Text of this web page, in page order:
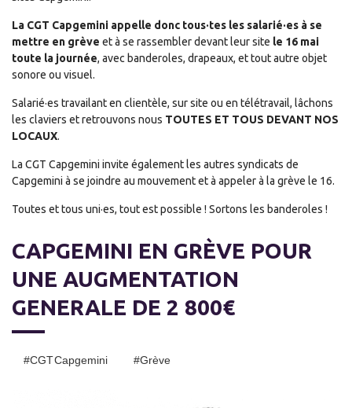
La CGT Capgemini appelle donc tous·tes les salarié·es à se
mettre en grève et à se rassembler devant leur site le 16 mai
toute la journée, avec banderoles, drapeaux, et tout autre objet
sonore ou visuel.
Salarié·es travailant en clientèle, sur site ou en télétravail, lâchons
les claviers et retrouvons nous TOUTES ET TOUS DEVANT NOS
LOCAUX.
La CGT Capgemini invite également les autres syndicats de
Capgemini à se joindre au mouvement et à appeler à la grève le 16.
Toutes et tous uni·es, tout est possible ! Sortons les banderoles !
CAPGEMINI EN GRÈVE POUR
UNE AUGMENTATION
GENERALE DE 2 800€
#CGT Capgemini #Grève